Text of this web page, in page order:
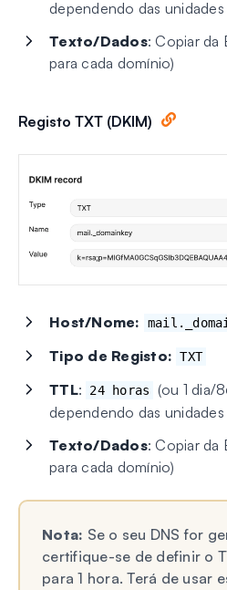
dependendo das
Texto/Dados: Copiar da
para cada domínio)
Registo TXT (DKIM)
Host/Nome:
Tipo de Registo: TXT
TTL: 24 horas
(ou 1 dia/
dependendo das
Texto/Dados: Copiar da
para cada domínio)
Nota: Se o seu DNS for
certifique-se de definir o
para 1 hora. Terá de usar